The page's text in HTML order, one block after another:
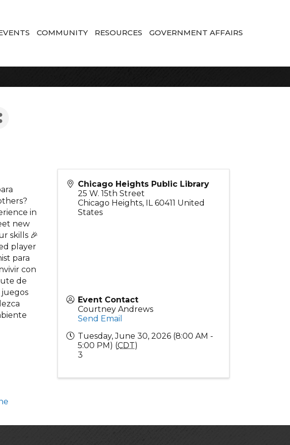
COMMUNITY RESOURCES GOVERNMENT AFFAIRS
in
new
skills 🎉
player
para
con
de
juegos
Chicago Heights Public Library
25 W. 15th Street
Chicago Heights, IL 60411 United
States
Event Contact
Courtney Andrews
Send Email
Tuesday, June 30, 2026 (8:00 AM -
5:00 PM) (CDT)
3